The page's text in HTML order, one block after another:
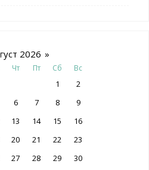
2026 »
Чт Пт Сб Вс
1
2
6 7 8
9
13 14 15
16
20 21 22
23
27 28 29
30